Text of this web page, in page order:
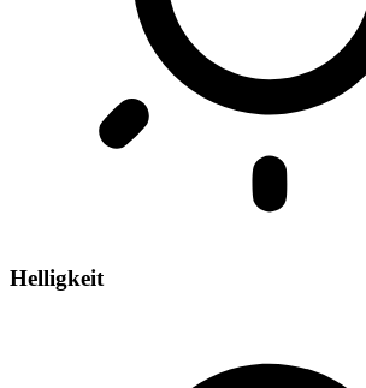
Helligkeit